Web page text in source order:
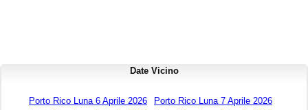
Date Vicino
Porto Rico Luna 6 Aprile 2026
Porto Rico Luna 7 Aprile 2026